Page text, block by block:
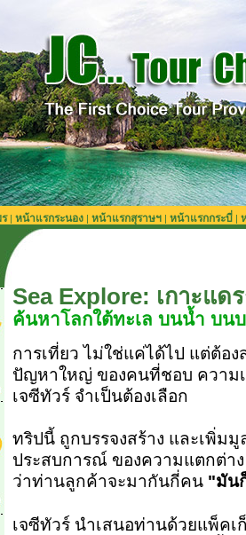
| หน้าแรกระนอง | หน้าแรกสุราษฯ | หน้าแรกกระบี่ |
Sea Explore: เกาะแด
ค้นหาโลกใต้ทะเล บนน้ำ บ
การเที่ยว ไม่ใช่แค่ได้ไป แต่ต้อ
ปัญหาใหญ่ ของคนที่ชอบ ความ
เจซีทัวร์ จำเป็นต้องเลือก
ทริปนี้ ถูกบรรจงสร้าง และเพิ่ม
ประสบการณ์ ของความแตกต่า
ว่าท่านลูกค้าจะมากันกี่คน "มัน
เจซีทัวร์ นำเสนอท่านด้วยแพ็คเ